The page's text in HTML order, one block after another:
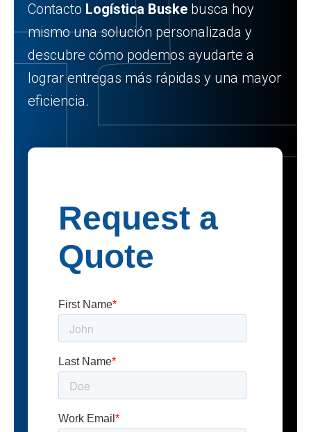
Contacto Logística Buske busca hoy
mismo una solución personalizada y
descubre cómo podemos ayudarte a
lograr entregas más rápidas y una mayor
eficiencia.